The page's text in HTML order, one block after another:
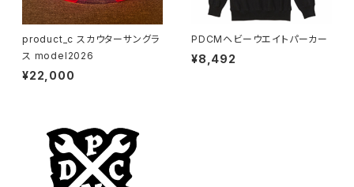
product_c スカウターサングラ
ス model2026
¥22,000
PDCMヘビーウエイトパーカー
¥8,492